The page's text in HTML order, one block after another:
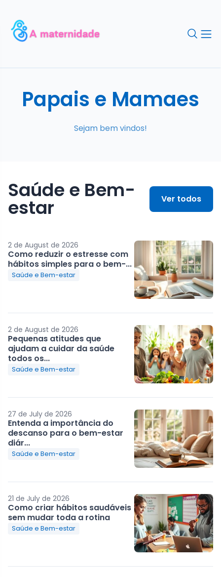
Papais e Mamaes
Sejam bem vindos!
Saúde e Bem-
estar Ver todos
2 de August de 2026
Como reduzir o estresse com
hábitos simples para o bem-...
Saúde e Bem-estar
2 de August de 2026
Pequenas atitudes que
ajudam a cuidar da saúde
todos os...
Saúde e Bem-estar
27 de July de 2026
Entenda a importância do
descanso para o bem-estar
diár...
Saúde e Bem-estar
21 de July de 2026
Como criar hábitos saudáveis
sem mudar toda a rotina
Saúde e Bem-estar